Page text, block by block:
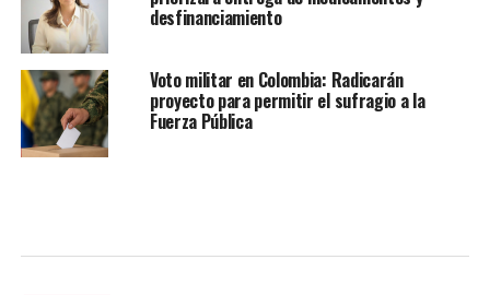
desfinanciamiento
Voto militar en Colombia: Radicarán
proyecto para permitir el sufragio a la
Fuerza Pública